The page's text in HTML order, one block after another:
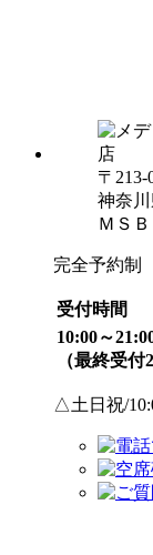
〒213-
神奈
ＭＳ
完全予約制
受付時間
10:00～
（最終受付
△土日祝/